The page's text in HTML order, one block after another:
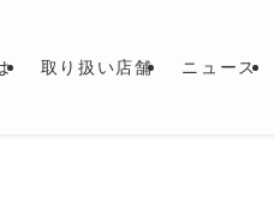
取り扱い店舗 ニュース